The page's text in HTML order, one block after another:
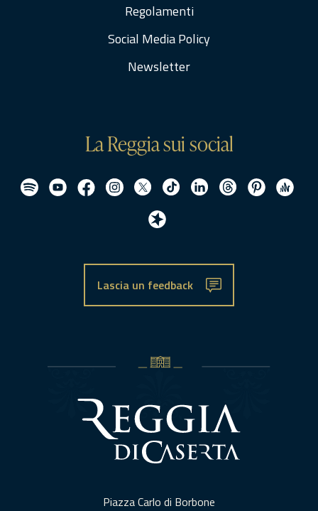
Regolamenti
Social Media Policy
Newsletter
La Reggia sui social
Lascia un feedback
Piazza Carlo di Borbone